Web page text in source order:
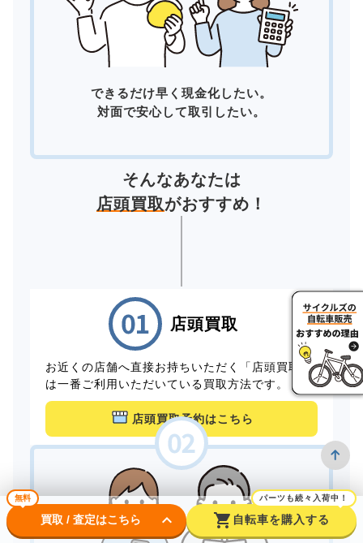
できるだけ早く現金化したい。
対面で安心して取引したい。
そんなあなたは
店頭買取がおすすめ！
店頭買取
お近くの店舗へ直接お持ちいただく「店頭買取」
は一番ご利用いただいている買取方法です。
店頭買取予約はこちら
無料
買取 / 査定はこちら keyboard_arrow_down shopping_cart
パーツも続々入荷中！
自転車を購入する